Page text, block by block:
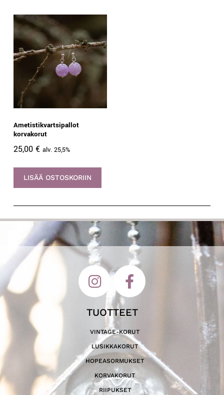
Ametistikvartsipallot
korvakorut
25,00 € alv. 25,5%
LISÄÄ OSTOSKORIIN
TUOTTEET
VINTAGE-KORUT
LUSIKKAKORUT
HOPEASORMUKSET
KORVAKORUT
RIIPUKSET